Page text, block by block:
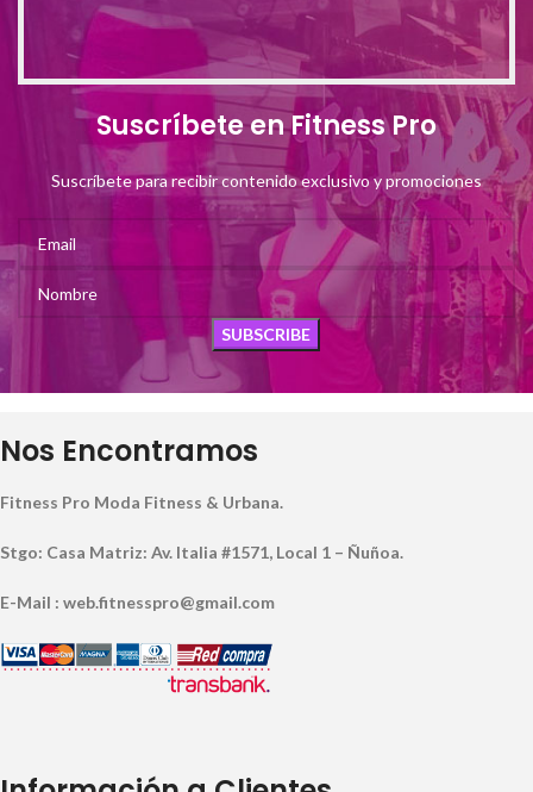
Suscríbete en Fitness Pro
Suscríbete para recibir contenido exclusivo y promociones
Nos Encontramos
Fitness Pro Moda Fitness & Urbana.
Stgo: Casa Matriz: Av. Italia #1571, Local 1 – Ñuñoa.
E-Mail : web.fitnesspro@gmail.com